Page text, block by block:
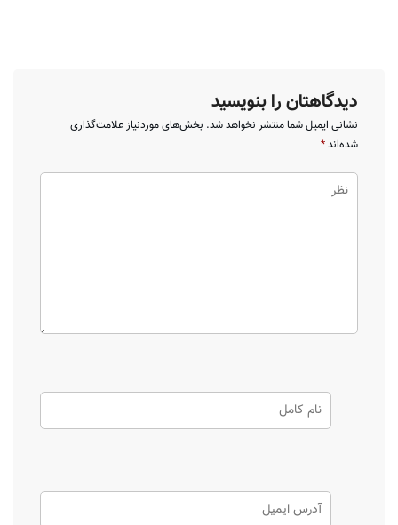
دیدگاهتان را بنویسید
نشانی ایمیل شما منتشر نخواهد شد. بخش‌های موردنیاز علامت‌گذاری
شده‌اند*